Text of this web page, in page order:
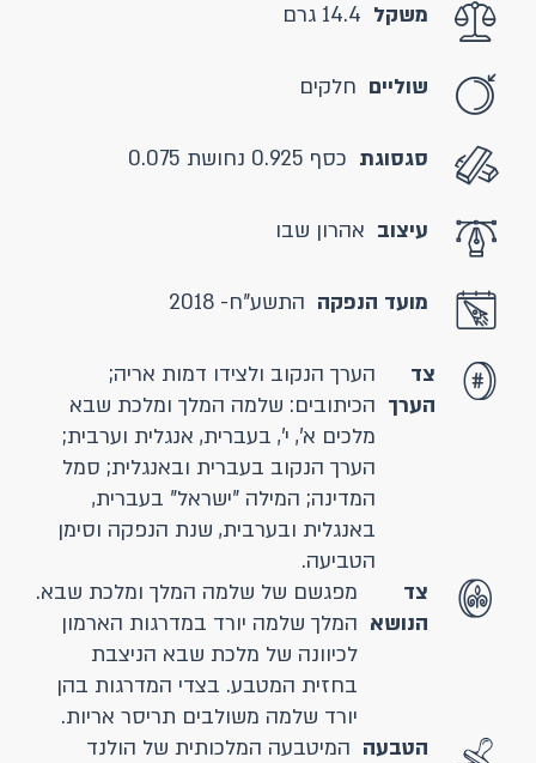
משקל 14.4 גרם
שוליים חלקים
סגסוגת כסף 0.925 נחושת 0.075
עיצוב אהרון שבו
מועד הנפקה התשע"ח- 2018
צד
הערך
הערך הנקוב ולצידו דמות אריה;
הכיתובים: שלמה המלך ומלכת שבא
מלכים א', י', בעברית, אנגלית וערבית;
הערך הנקוב בעברית ובאנגלית; סמל
המדינה; המילה "ישראל" בעברית,
באנגלית ובערבית, שנת הנפקה וסימן
הטביעה.
צד
הנושא
מפגשם של שלמה המלך ומלכת שבא.
המלך שלמה יורד במדרגות הארמון
לכיוונה של מלכת שבא הניצבת
בחזית המטבע. בצדי המדרגות בהן
יורד שלמה משולבים תריסר אריות.
הטבעה המיטבעה המלכותית של הולנד